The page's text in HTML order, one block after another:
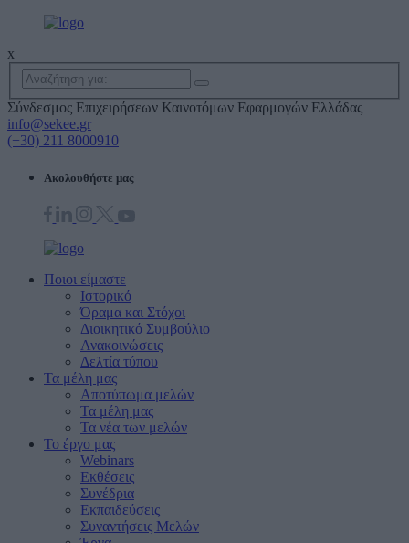
x
Σύνδεσμος Επιχειρήσεων Καινοτόμων Εφαρμογών Ελλάδας
info@sekee.gr
(+30) 211 8000910
Ακολουθήστε μας
Ποιοι είμαστε
Ιστορικό
Όραμα και Στόχοι
Διοικητικό Συμβούλιο
Ανακοινώσεις
Δελτία τύπου
Τα μέλη μας
Αποτύπωμα μελών
Τα μέλη μας
Τα νέα των μελών
Το έργο μας
Webinars
Εκθέσεις
Συνέδρια
Εκπαιδεύσεις
Συναντήσεις Μελών